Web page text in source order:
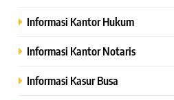
Informasi Kantor Hukum
Informasi Kantor Notaris
Informasi Kasur Busa